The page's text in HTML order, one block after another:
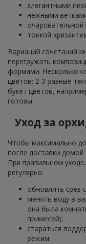
элегантными
нежными
очаровательной
тонкой
Вариаций сочетаний
перегружать
формами. Несколько
цветов; 2-3 разные
букет цветов,
готовы.
Уход за
Чтобы максимально
после доставки
При правильном
регулярно:
обновлять срез
менять воду в
она была
примесей);
стараться
режим.